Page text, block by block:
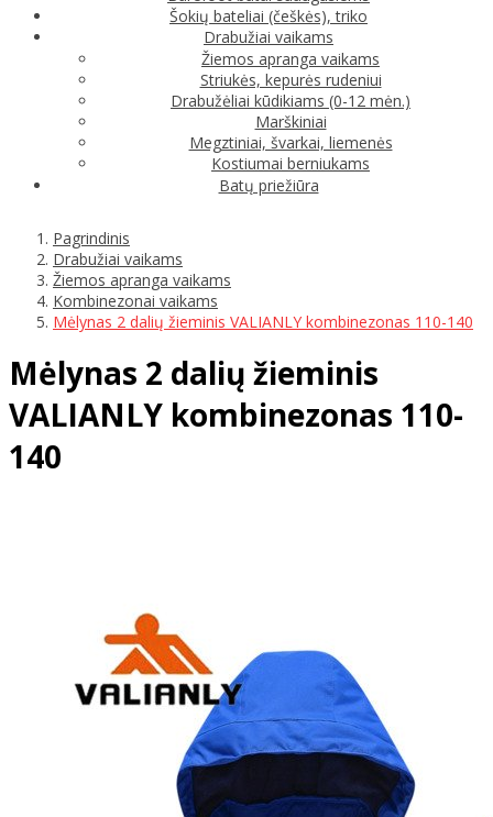
Šokių bateliai (češkės), triko
Drabužiai vaikams
Žiemos apranga vaikams
Striukės, kepurės rudeniui
Drabužėliai kūdikiams (0-12 mėn.)
Marškiniai
Megztiniai, švarkai, liemenės
Kostiumai berniukams
Batų priežiūra
Pagrindinis
Drabužiai vaikams
Žiemos apranga vaikams
Kombinezonai vaikams
Mėlynas 2 dalių žieminis VALIANLY kombinezonas 110-140
Mėlynas 2 dalių žieminis
VALIANLY kombinezonas 110-
140